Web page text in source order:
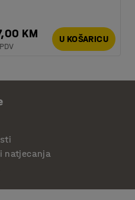
KM U KOŠARICU
natjecanja